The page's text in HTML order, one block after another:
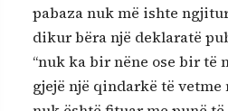
pabaza nuk më ishte
dikur bëra një deklaratë
“nuk ka bir nëne ose bir të
gjejë një qindarkë të